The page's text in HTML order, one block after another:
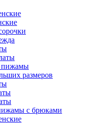
пижамы
размеров
с брюками